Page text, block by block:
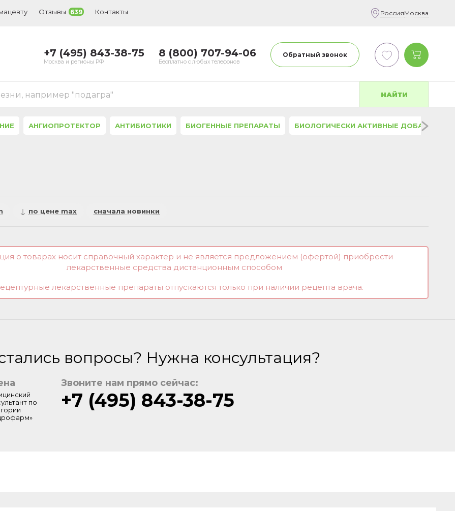
Отзывы 639 Контакты РоссияМосква
+7 (495) 843-38-75
Москва и регионы РФ
8 (800) 707-94-06
Бесплатно с любых телефонов
Обратный звонок
например "подагра" НАЙТИ
АНГИОПРОТЕКТОР АНТИБИОТИКИ БИОГЕННЫЕ ПРЕПАРАТЫ БИОЛОГИЧЕСКИ АКТИВНЫЕ ДОБАВКИ
по цене max сначала новинки
о товарах носит справочный характер и не является предложением (офертой) приобрести
лекарственные средства дистанционным способом
лекарственные препараты отпускаются только при наличии рецепта врача.
вопросы? Нужна консультация?
по
Звоните нам прямо сейчас:
+7 (495) 843-38-75